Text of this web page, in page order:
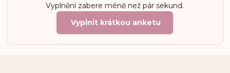
Vyplnění zabere méně než pár sekund.
Vyplnit krátkou anketu